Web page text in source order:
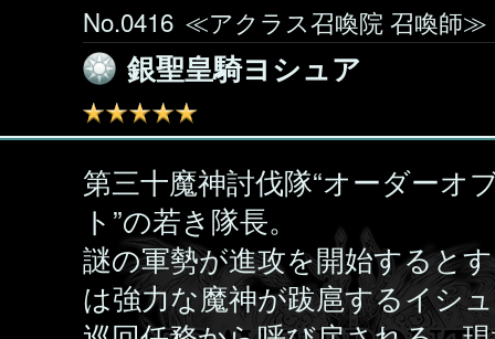
No.0416 ≪アクラス召喚院 召喚師≫
銀聖皇騎ヨシュア
第三十魔神討伐隊“オーダーオ
ト”の若き隊長。
謎の軍勢が進攻を開始すると
は強力な魔神が跋扈するイシ